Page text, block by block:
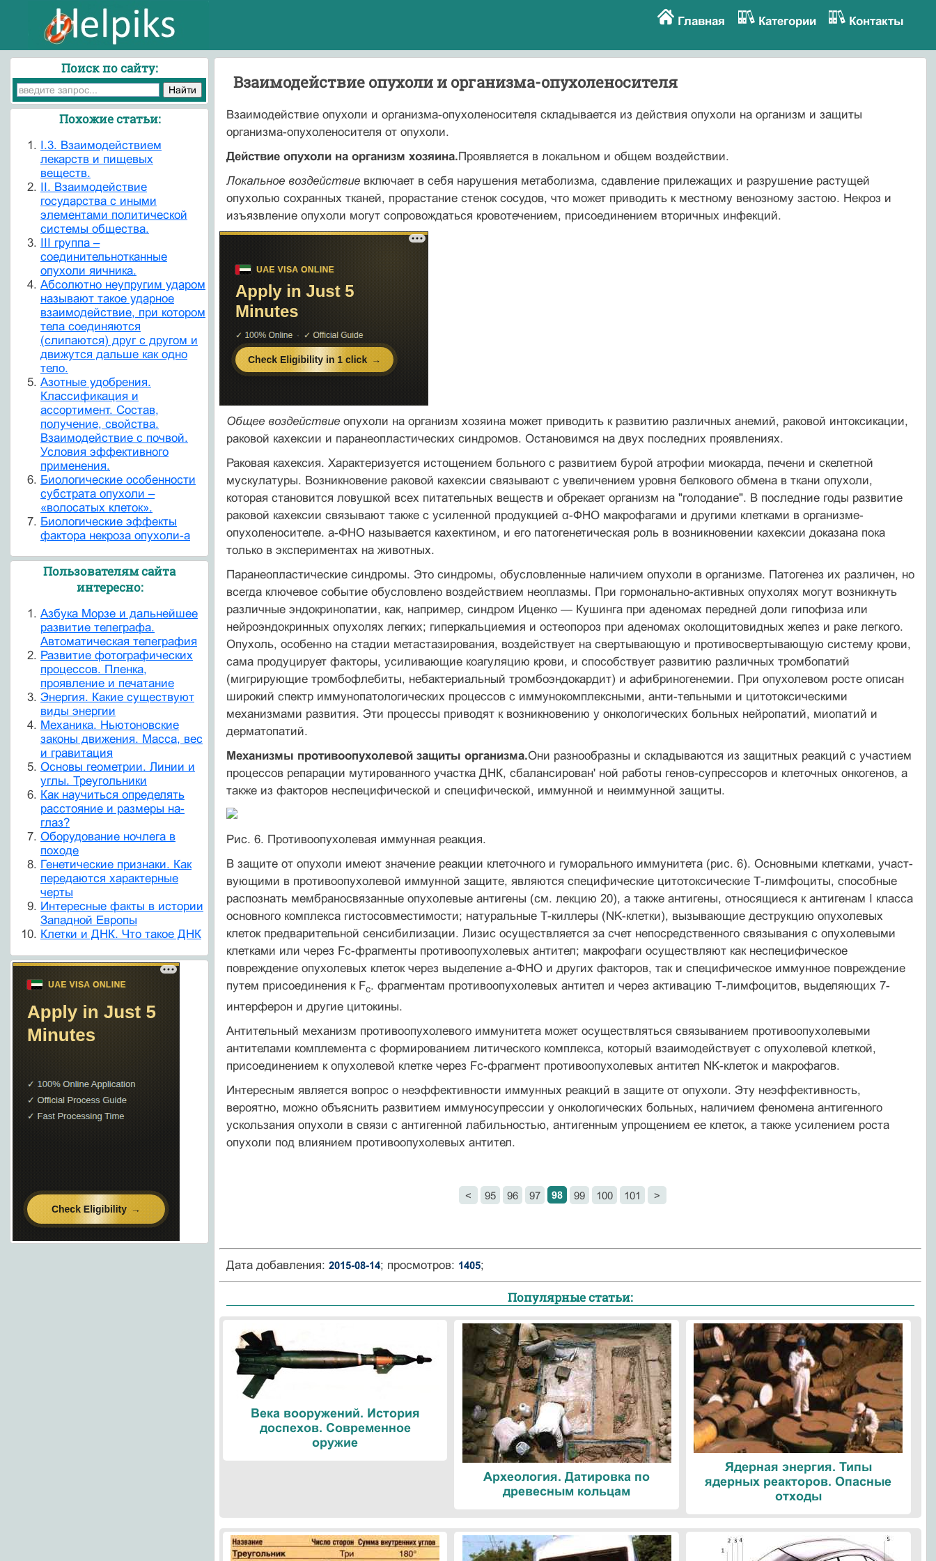
Главная Категории Контакты
Взаимодействие опухоли и организма-опухоленосителя
Взаимодействие опухоли и организма-опухоленосителя складывается из действия опухоли на организм и защиты
организма-опухоленосителя от опухоли.
Действие опухоли на организм хозяина.Проявляется в локальном и общем воздействии.
Локальное воздействие включает в себя нарушения метабо­лизма, сдавление прилежащих и разрушение растущей
опухолью сохранных тканей, прорастание стенок сосудов, что может приводить к местному венозному застою. Некроз и
изъязвление опу­холи могут сопровождаться кровотечением, присоединением вто­ричных инфекций.
Общее воздействие опухоли на организм хозяина может при­водить к развитию различных анемий, раковой интоксикации,
ра­ковой кахексии и паранеопластических синдромов. Остановимся на двух последних проявлениях.
Раковая кахексия. Характеризуется истощением больного с развитием бурой атрофии миокарда, печени и скелет­ной
мускулатуры. Возникновение раковой кахексии связывают с увеличением уровня белкового обмена в ткани опухоли,
которая становится ловушкой всех питательных веществ и обрекает орга­низм на "голодание". В последние годы развитие
раковой кахек­сии связывают также с усиленной продукцией α-ФНО макрофа­гами и другими клетками в организме-
опухоленосителе. а-ФНО называется кахектином, и его патогенетическая роль в возникно­вении кахексии доказана пока
только в экспериментах на живот­ных.
Паранеопластические синдромы. Это синдро­мы, обусловленные наличием опухоли в организме. Патогенез их различен, но
всегда ключевое событие обусловлено воздействи­ем неоплазмы. При гормонально-активных опухолях могут воз­никнуть
различные эндокринопатии, как, например, синдром Иценко — Кушинга при аденомах передней доли гипофиза или
нейроэндокринных опухолях легких; гиперкальциемия и остеопороз при аденомах околощитовидных желез и раке легкого.
Опухоль, особенно на стадии метастазирования, воздействует на свертывающую и противосвертывающую систему крови,
сама продуцирует факторы, усиливающие коагуляцию крови, и спо­собствует развитию различных тромбопатий
(мигрирующие тромбофлебиты, небактериальный тромбоэндокардит) и афибриногенемии. При опухолевом росте описан
широкий спектр им­мунопатологических процессов с иммунокомплексными, анти-тельными и цитотоксическими
механизмами развития. Эти про­цессы приводят к возникновению у онкологических больных нейропатий, миопатий и
дерматопатий.
Механизмы противоопухолевой защиты организма.Они раз­нообразны и складываются из защитных реакций с участием
процессов репарации мутированного участка ДНК, сбалансирован' ной работы генов-супрессоров и клеточных онкогенов, а
также из факторов неспецифической и специфической, иммунной и не­иммунной защиты.
Рис. 6. Противоопухолевая иммунная реакция.
В защите от опухоли имеют значение реакции клеточного и гуморального иммунитета (рис. 6). Основными клетками, участ­
вующими в противоопухолевой иммунной защите, являются спе­цифические цитотоксические Т-лимфоциты, способные
распоз­нать мембраносвязанные опухолевые антигены (см. лекцию 20), а также антигены, относящиеся к антигенам I класса
основного комплекса гистосовместимости; натуральные Т-киллеры (NK-клетки), вызывающие деструкцию опухолевых
клеток предварительной сенсибилизации. Лизис осуществляется за счет непосредственного связывания с опухолевыми
клетками или через Fc-фрагменты противоопухолевых антител; макрофаги осуществляют как неспецифическое
повреждение опухолевых клеток через выделение а-ФНО и других факторов, так и специфическое иммунное повреждение
путем присоединения к Fc. фрагментам противоопухолевых антител и через активацию Т-лимфоцитов, выделяющих 7-
интерферон и другие цитокины.
Антительный механизм противоопухолевого иммунитета мо­жет осуществляться связыванием противоопухолевыми
антите­лами комплемента с формированием литического комплекса, ко­торый взаимодействует с опухолевой клеткой,
присоединением к опухолевой клетке через Fc-фрагмент противоопухолевых анти­тел NK-клеток и макрофагов.
Интересным является вопрос о неэффективности иммунных реакций в защите от опухоли. Эту неэффективность,
вероятно, можно объяснить развитием иммуносупрессии у онкологических больных, наличием феномена антигенного
ускользания опухоли в связи с антигенной лабильностью, антигенным упрощением ее клеток, а также усилением роста
опухоли под влиянием противо­опухолевых антител.
< 95 96 97 98 99 100 101 >
Дата добавления: 2015-08-14; просмотров: 1405;
Популярные статьи:
Века вооружений. История
доспехов. Современное
оружие
Археология. Датировка по
древесным кольцам
Ядерная энергия. Типы
ядерных реакторов. Опасные
отходы
Поиск по сайту:
Похожие статьи:
I.3. Взаимодействием
лекарств и пищевых
веществ.
II. Взаимодействие
государства с иными
элементами политической
системы общества.
III группа –
соединительнотканные
опухоли яичника.
Абсолютно неупругим ударом
называют такое ударное
взаимодействие, при котором
тела соединяются
(слипаются) друг с другом и
движутся дальше как одно
тело.
Азотные удобрения.
Классификация и
ассортимент. Состав,
получение, свойства.
Взаимодействие с почвой.
Условия эффективного
применения.
Биологические особенности
субстрата опухоли –
«волосатых клеток».
Биологические эффекты
фактора некроза опухоли-а
Пользователям сайта
интересно:
Азбука Морзе и дальнейшее
развитие телеграфа.
Автоматическая телеграфия
Развитие фотографических
процессов. Пленка,
проявление и печатание
Энергия. Какие существуют
виды энергии
Механика. Ньютоновские
законы движения. Масса, вес
и гравитация
Основы геометрии. Линии и
углы. Треугольники
Как научиться определять
расстояние и размеры на-
глаз?
Оборудование ночлега в
походе
Генетические признаки. Как
передаются характерные
черты
Интересные факты в истории
Западной Европы
Клетки и ДНК. Что такое ДНК